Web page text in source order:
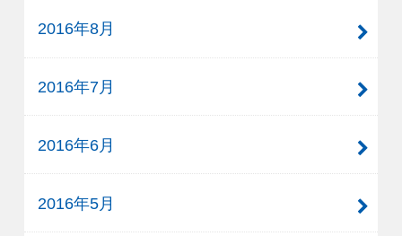
2016年8月
2016年7月
2016年6月
2016年5月